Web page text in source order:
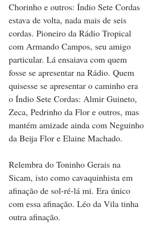
Chorinho e outros: Índio Sete Cordas
estava de volta, nada mais de seis
cordas. Pioneiro da Rádio Tropical
com Armando Campos, seu amigo
particular. Lá ensaiava com quem
fosse se apresentar na Rádio. Quem
quisesse se apresentar o caminho era
o Índio Sete Cordas: Almir Guineto,
Zeca, Pedrinho da Flor e outros, mas
mantém amizade ainda com Neguinho
da Beija Flor e Elaine Machado.
Relembra do Toninho Gerais na
Sicam, isto como cavaquinhista em
afinação de sol-ré-lá mi. Era único
com essa afinação. Léo da Vila tinha
outra afinação.